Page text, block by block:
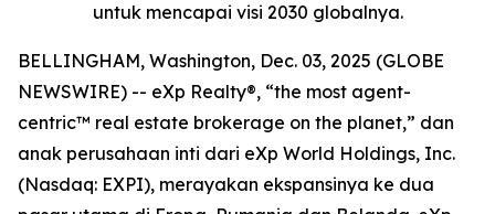
untuk mencapai visi 2030 globalnya.
BELLINGHAM, Washington, Dec. 03, 2025 (GLOBE
NEWSWIRE) -- eXp Realty®, “the most agent-
centric™ real estate brokerage on the planet,” dan
anak perusahaan inti dari eXp World Holdings, Inc.
(Nasdaq: EXPI), merayakan ekspansinya ke dua